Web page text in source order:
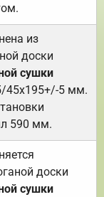
из
доски
сушки
45х195+/-5 мм.
590 мм.
доски
сушки